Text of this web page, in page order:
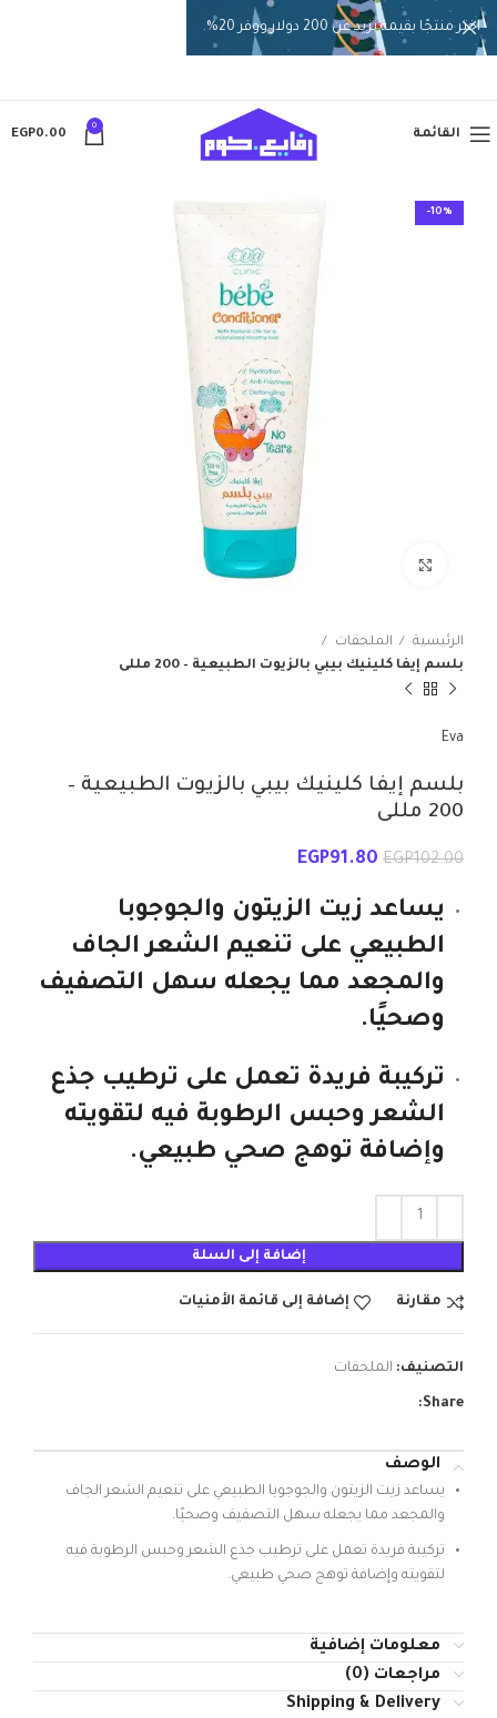
القائمة
0
EGP0.00
-10%
الرئيسية
الملحقات
بلسم إيفا كلينيك بيبي بالزيوت الطبيعية – 200 مللى
Eva
بلسم إيفا كلينيك بيبي بالزيوت الطبيعية –
200 مللى
EGP102.00
EGP91.80
يساعد زيت الزيتون والجوجوبا
الطبيعي على تنعيم الشعر الجاف
والمجعد مما يجعله سهل التصفيف
وصحيًا.
تركيبة فريدة تعمل على ترطيب جذع
الشعر وحبس الرطوبة فيه لتقويته
وإضافة توهج صحي طبيعي.
إضافة إلى السلة
مقارنة إضافة إلى قائمة الأمنيات
التصنيف: الملحقات
Share:
الوصف
يساعد زيت الزيتون والجوجوبا الطبيعي على تنعيم الشعر الجاف
والمجعد مما يجعله سهل التصفيف وصحيًا.
تركيبة فريدة تعمل على ترطيب جذع الشعر وحبس الرطوبة فيه
لتقويته وإضافة توهج صحي طبيعي.
معلومات إضافية
مراجعات (0)
Shipping & Delivery
اختر منتجًا بقيمة تزيد عن 200 دولار ووفر 20%.